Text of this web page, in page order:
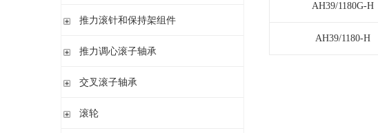
滚针/ 推力球轴承 无内圈 带或不带外罩
滚针/ 推力圆柱滚子轴承 无内圈 带或不带外罩
内圈 无润滑孔
推力圆柱滚子轴承 保持架组件 推力轴承垫圈
推力滚针和保持架组件
推力滚针和保持架组件 推力轴承垫圈
与向心滚针轴承 组合使用
推力调心滚子轴承
推力调心滚子轴承
交叉滚子轴承
交叉滚子轴承
滚轮
AH39/1180G-H
AH39/1180-H